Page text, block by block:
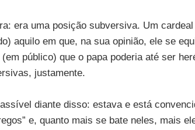
era uma posição subversiva. Um
aquilo em que, na sua opinião, ele se
público) que o papa poderia até ser
justamente.
diante disso: estava e está
e, quanto mais se bate neles, mais